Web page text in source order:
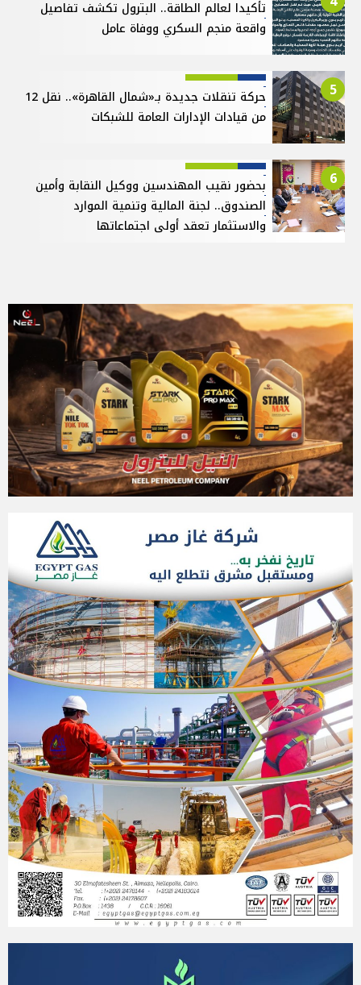
تأكيدا لعالم الطاقة.. البترول تكشف تفاصيل
واقعة منجم السكري ووفاة عامل
5
حركة تنقلات جديدة بـ«شمال القاهرة».. نقل 12
من قيادات الإدارات العامة للشبكات
6
بحضور نقيب المهندسين ووكيل النقابة وأمين
الصندوق.. لجنة المالية وتنمية الموارد
والاستثمار تعقد أولى اجتماعاتها